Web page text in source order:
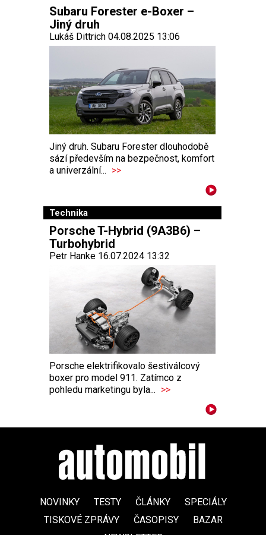
Subaru Forester e-Boxer –
Jiný druh
Lukáš Dittrich 04.08.2025 13:06
Jiný druh. Subaru Forester dlouhodobě
sází především na bezpečnost, komfort
a univerzální... >>
Technika
Porsche T-Hybrid (9A3B6) –
Turbohybrid
Petr Hanke 16.07.2024 13:32
Porsche elektrifikovalo šestiválcový
boxer pro model 911. Zatímco z
pohledu marketingu byla... >>
NOVINKY TESTY ČLÁNKY
SPECIÁLY
TISKOVÉ ZPRÁVY
ČASOPISY
BAZAR